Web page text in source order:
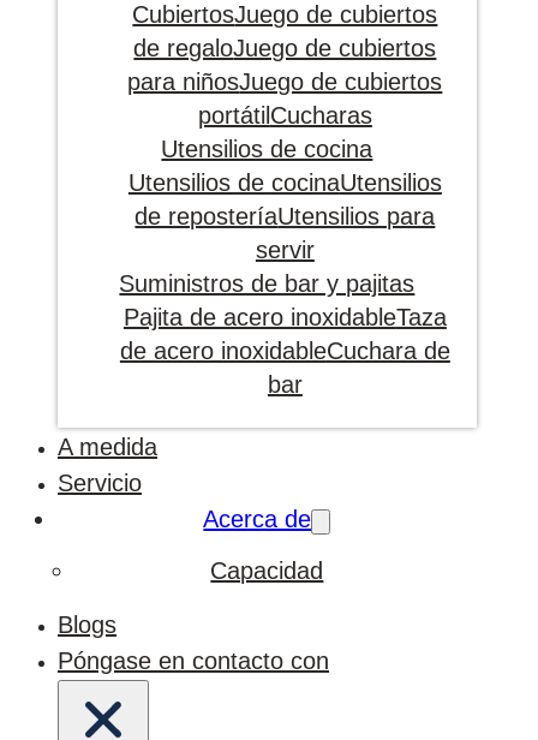
CubiertosJuego de cubiertos
de regaloJuego de cubiertos
para niñosJuego de cubiertos
portátil Cucharas
Utensilios de cocina
Utensilios de cocinaUtensilios
de reposteríaUtensilios para
servir
Suministros de bar y pajitas
Pajita de acero inoxidableTaza
de acero inoxidableCuchara de
bar
A medida
Servicio
Acerca de
Capacidad
Blogs
Póngase en contacto con